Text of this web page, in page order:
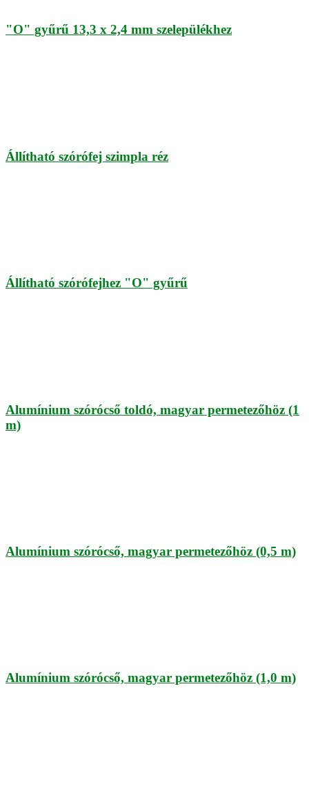
"O" gyűrű 13,3 x 2,4 mm szelepülékhez
Állítható szórófej szimpla réz
Állítható szórófejhez "O" gyűrű
Alumínium szórócső toldó, magyar permetezőhöz (1
m)
Alumínium szórócső, magyar permetezőhöz (0,5 m)
Alumínium szórócső, magyar permetezőhöz (1,0 m)